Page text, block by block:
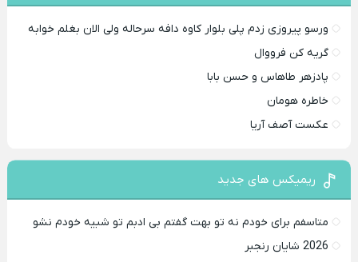
ورسو پیروزی زدم پلی بلوار کاوه دافه سرحاله ولی الان بغلم خوابه ‌
گریه کن فرووال
پادزهر طاهاس و حسن بابا
خاطره هومان
عکست آصف آریا
ریمیکس های جدید
متاسفم برای خودم نه تو بهت گفتم بی ادبم تو شبیه خودم نشو ‌ ‌
2026 شایان رنجبر